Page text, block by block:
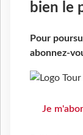
bien le
Pour
abonnez-
Je